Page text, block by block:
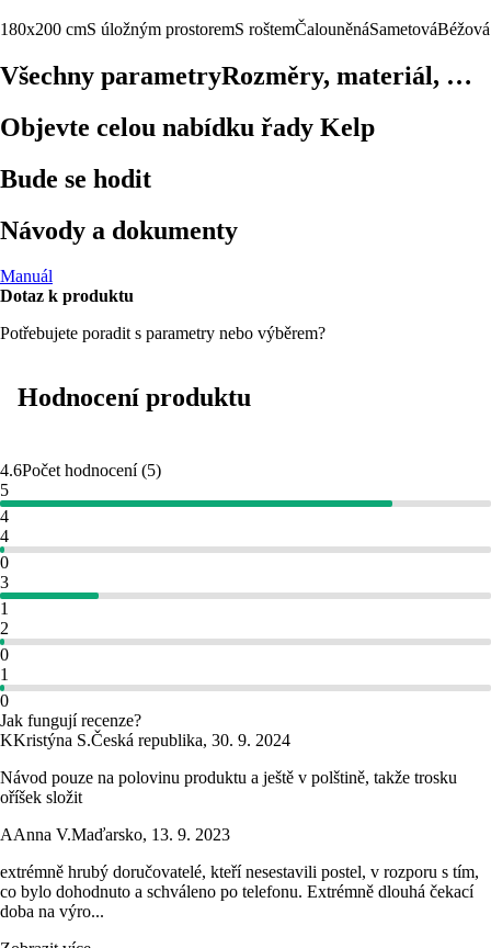
180x200 cmS úložným prostoremS roštemČalouněnáSametováBéžová
Všechny parametryRozměry, materiál, …
Objevte celou nabídku řady Kelp
Bude se hodit
Návody a dokumenty
Manuál
Dotaz k produktu
Potřebujete poradit s parametry nebo výběrem?
Hodnocení produktu
4.6Počet hodnocení(5)
5
4
4
0
3
1
2
0
1
0
Jak fungují recenze?
KKristýna S.Česká republika, 30. 9. 2024
Návod pouze na polovinu produktu a ještě v polštině, takže trosku
oříšek složit
AAnna V.Maďarsko, 13. 9. 2023
extrémně hrubý doručovatelé, kteří nesestavili postel, v rozporu s tím,
co bylo dohodnuto a schváleno po telefonu. Extrémně dlouhá čekací
doba na výro...